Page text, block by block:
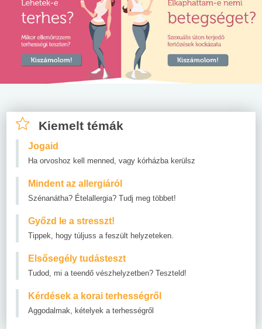
Kiemelt témák
Jogaid
Ha orvoshoz kell menned, vagy kórházba kerülsz
Mindent az allergiáról
Szénanátha? Ételallergia? Tudj meg többet!
Győzd le a stresszt!
Tippek, hogy túljuss a feszült helyzeteken.
Elsősegély tudásteszt
Tudod, mi a teendő vészhelyzetben? Teszteld!
Kérdések a korai terhességről
Aggodalmak, kételyek a terhességről